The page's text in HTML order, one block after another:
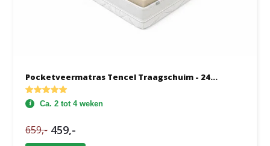
Pocketveermatras Tencel Traagschuim - 24...
Ca. 2 tot 4 weken
659,- 459,-